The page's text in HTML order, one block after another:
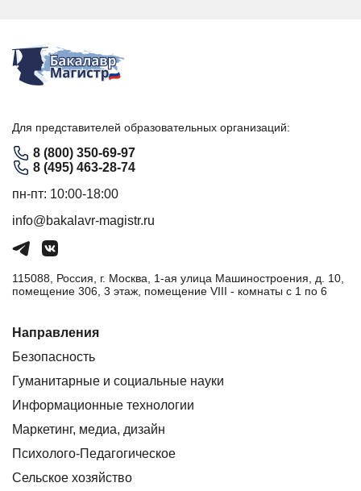
Для представителей образовательных организаций:
8 (800) 350-69-97
8 (495) 463-28-74
пн-пт: 10:00-18:00
info@bakalavr-magistr.ru
115088, Россия, г. Москва, 1-ая улица Машиностроения, д. 10,
помещение 306, 3 этаж, помещение VIII - комнаты с 1 по 6
Направления
Безопасность
Гуманитарные и социальные науки
Информационные технологии
Маркетинг, медиа, дизайн
Психолого-Педагогическое
Сельское хозяйство